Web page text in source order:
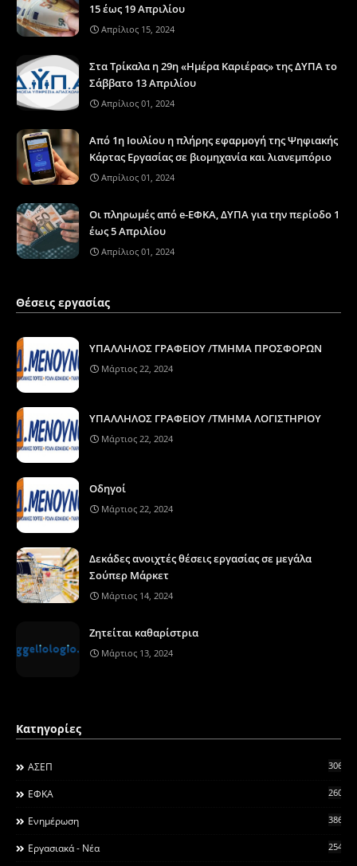
15 έως 19 Απριλίου
Απρίλιος 15, 2024
Στα Τρίκαλα η 29η «Ημέρα Καριέρας» της ΔΥΠΑ το
Σάββατο 13 Απριλίου
Απρίλιος 01, 2024
Από 1η Ιουλίου η πλήρης εφαρμογή της Ψηφιακής
Κάρτας Εργασίας σε βιομηχανία και λιανεμπόριο
Απρίλιος 01, 2024
Οι πληρωμές από e-ΕΦΚΑ, ΔΥΠΑ για την περίοδο 1
έως 5 Απριλίου
Απρίλιος 01, 2024
Θέσεις εργασίας
ΥΠΑΛΛΗΛΟΣ ΓΡΑΦΕΙΟΥ /ΤΜΗΜΑ ΠΡΟΣΦΟΡΩΝ
Μάρτιος 22, 2024
ΥΠΑΛΛΗΛΟΣ ΓΡΑΦΕΙΟΥ /ΤΜΗΜΑ ΛΟΓΙΣΤΗΡΙΟΥ
Μάρτιος 22, 2024
Οδηγοί
Μάρτιος 22, 2024
Δεκάδες ανοιχτές θέσεις εργασίας σε μεγάλα
Σούπερ Μάρκετ
Μάρτιος 14, 2024
Ζητείται καθαρίστρια
Μάρτιος 13, 2024
Κατηγορίες
ΑΣΕΠ 306
ΕΦΚΑ 260
Ενημέρωση 3868
Εργασιακά - Νέα 2546